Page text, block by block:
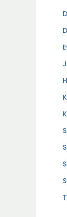
Ö
p
n
a
y
t
f
ö
n
t
p
n
a
y
t
f
ö
p
n
a